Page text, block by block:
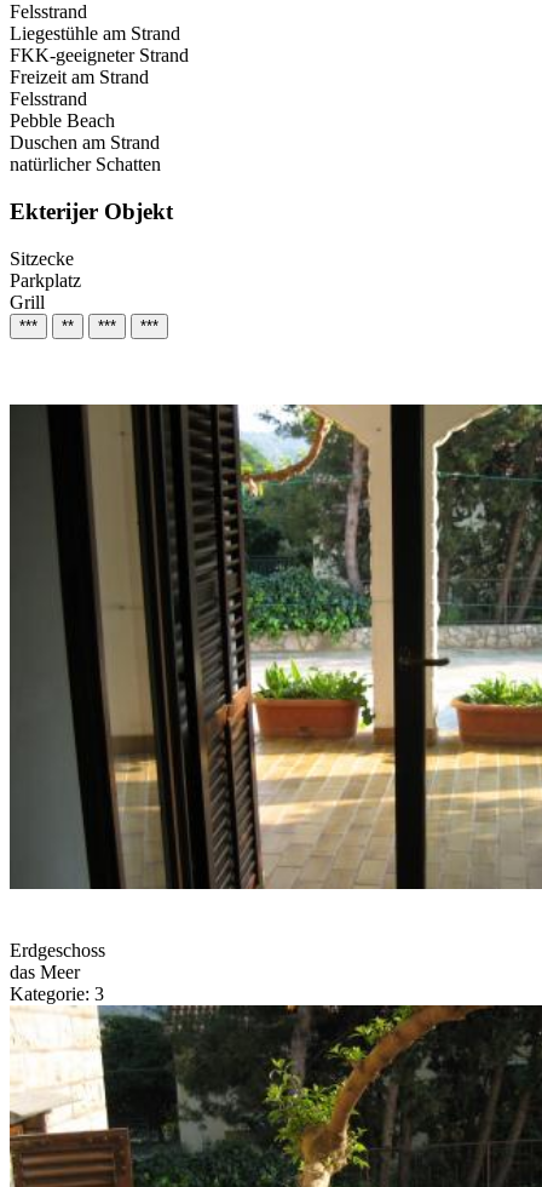
Felsstrand
Liegestühle am Strand
FKK-geeigneter Strand
Freizeit am Strand
Felsstrand
Pebble Beach
Duschen am Strand
natürlicher Schatten
Ekterijer Objekt
Sitzecke
Parkplatz
Grill
*** ** *** ***
Erdgeschoss
das Meer
Kategorie: 3